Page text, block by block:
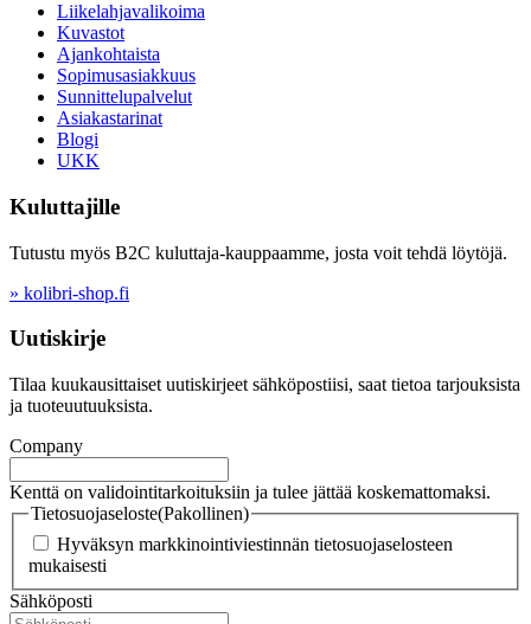
Liikelahjavalikoima
Kuvastot
Ajankohtaista
Sopimusasiakkuus
Sunnittelupalvelut
Asiakastarinat
Blogi
UKK
Kuluttajille
Tutustu myös B2C kuluttaja-kauppaamme, josta voit tehdä löytöjä.
» kolibri-shop.fi
Uutiskirje
Tilaa kuukausittaiset uutiskirjeet sähköpostiisi, saat tietoa tarjouksista
ja tuoteuutuuksista.
Company
Kenttä on validointitarkoituksiin ja tulee jättää koskemattomaksi.
Tietosuojaseloste(Pakollinen)
Hyväksyn markkinointiviestinnän tietosuojaselosteen
mukaisesti
Sähköposti